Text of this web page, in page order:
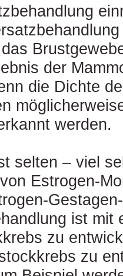
der
die Dichte
werden.
selten – viel
Estrogen-
ist mit
zu
zu